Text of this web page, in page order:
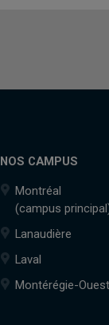
NOS CAMPUS
Montréal
(campus
Lanaudière
Laval
Montérégie-Ouest